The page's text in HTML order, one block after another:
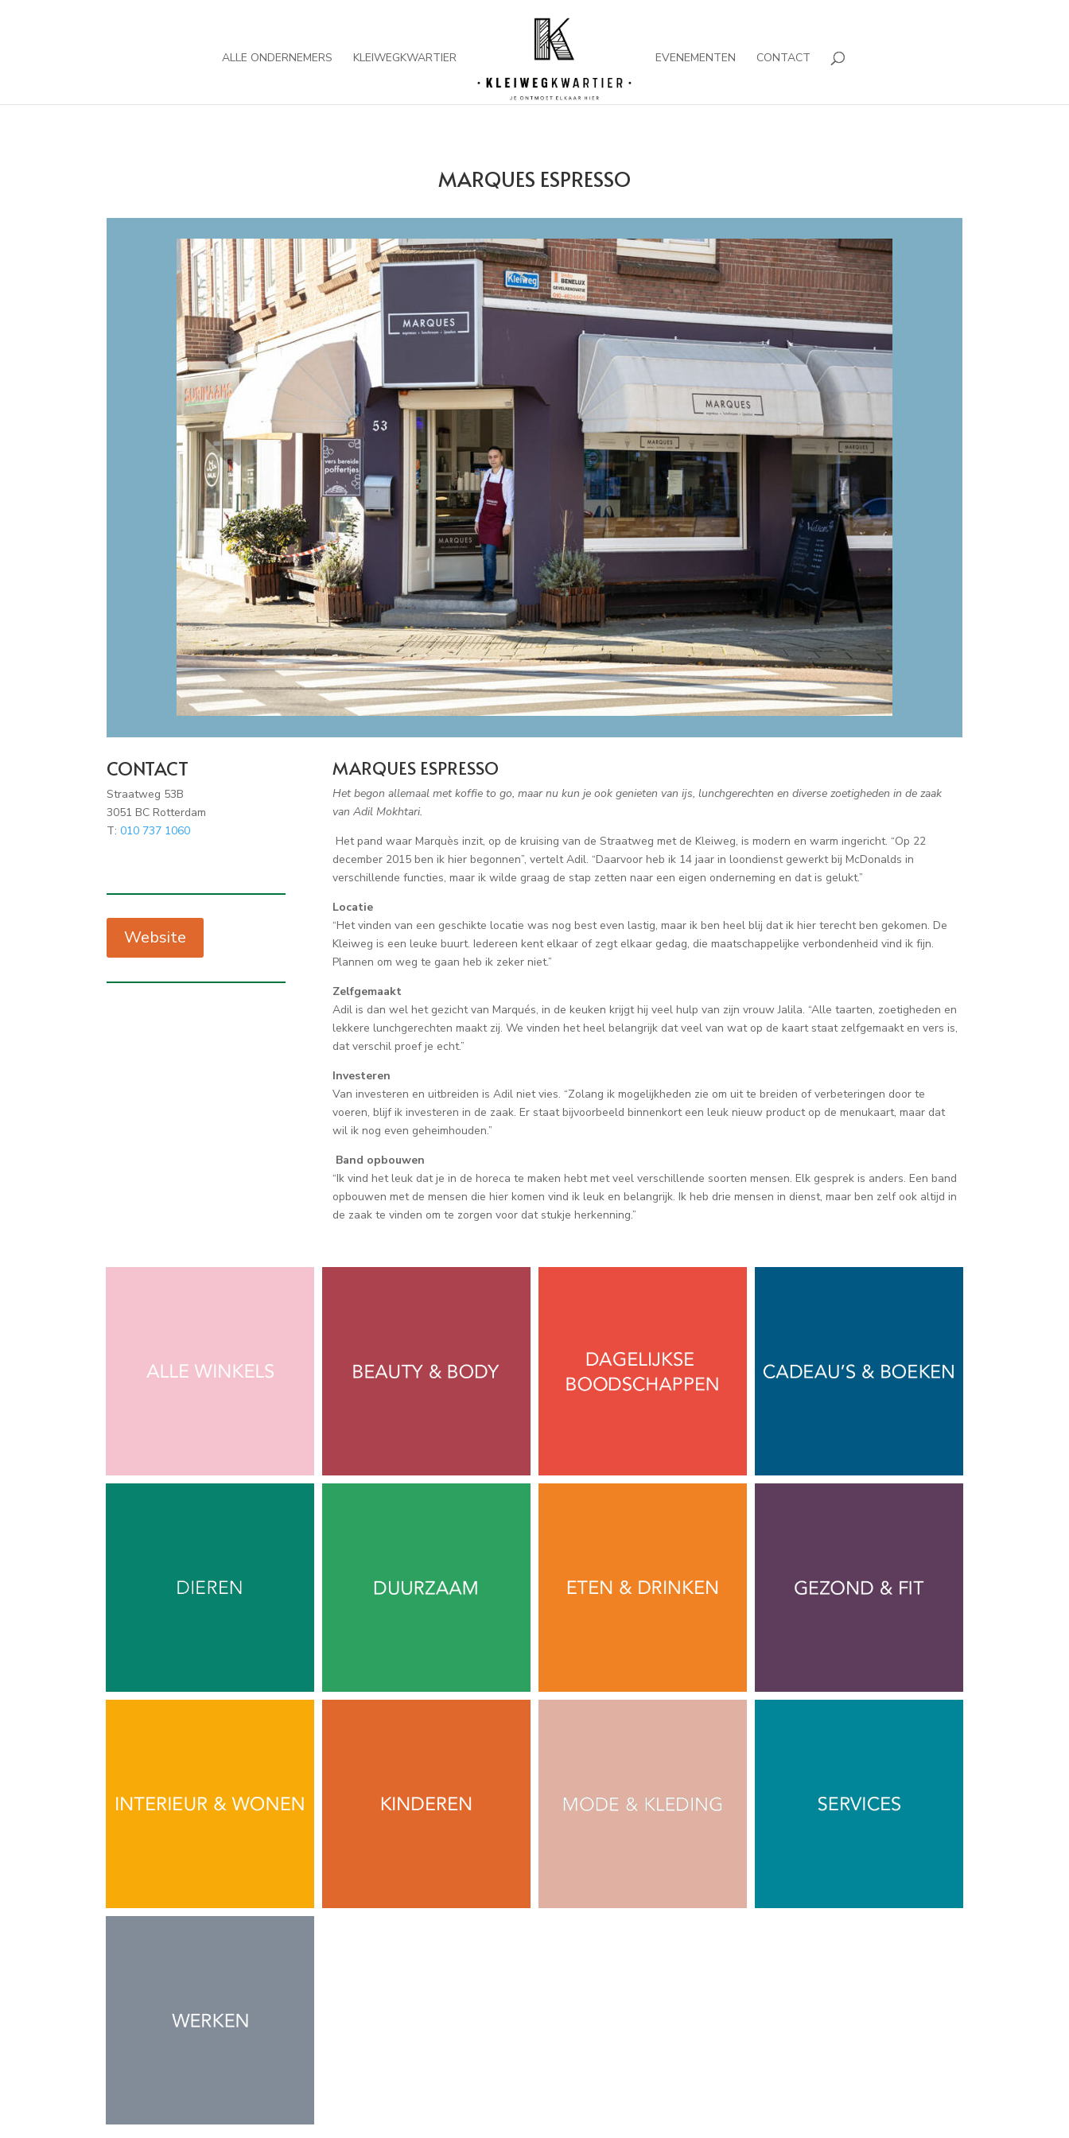
ALLE ONDERNEMERS KLEIWEGKWARTIER EVENEMENTEN CONTACT
MARQUES ESPRESSO
CONTACT
Straatweg 53B
3051 BC Rotterdam
T:010 737 1060
Website
MARQUES ESPRESSO
Het begon allemaal met koffie to go, maar nu kun je ook genieten van ijs, lunchgerechten en diverse zoetigheden in de zaak
van Adil Mokhtari.
Het pand waar Marquès inzit, op de kruising van de Straatweg met de Kleiweg, is modern en warm ingericht. “Op 22
december 2015 ben ik hier begonnen”, vertelt Adil. “Daarvoor heb ik 14 jaar in loondienst gewerkt bij McDonalds in
verschillende functies, maar ik wilde graag de stap zetten naar een eigen onderneming en dat is gelukt.”
Locatie
“Het vinden van een geschikte locatie was nog best even lastig, maar ik ben heel blij dat ik hier terecht ben gekomen. De
Kleiweg is een leuke buurt. Iedereen kent elkaar of zegt elkaar gedag, die maatschappelijke verbondenheid vind ik fijn.
Plannen om weg te gaan heb ik zeker niet.”
Zelfgemaakt
Adil is dan wel het gezicht van Marqués, in de keuken krijgt hij veel hulp van zijn vrouw Jalila. “Alle taarten, zoetigheden en
lekkere lunchgerechten maakt zij. We vinden het heel belangrijk dat veel van wat op de kaart staat zelfgemaakt en vers is,
dat verschil proef je echt.”
Investeren
Van investeren en uitbreiden is Adil niet vies. “Zolang ik mogelijkheden zie om uit te breiden of verbeteringen door te
voeren, blijf ik investeren in de zaak. Er staat bijvoorbeeld binnenkort een leuk nieuw product op de menukaart, maar dat
wil ik nog even geheimhouden.”
Band opbouwen
“Ik vind het leuk dat je in de horeca te maken hebt met veel verschillende soorten mensen. Elk gesprek is anders. Een band
opbouwen met de mensen die hier komen vind ik leuk en belangrijk. Ik heb drie mensen in dienst, maar ben zelf ook altijd in
de zaak te vinden om te zorgen voor dat stukje herkenning.”